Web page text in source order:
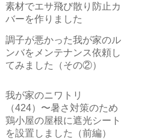
素材でエサ飛び散り防止カ
バーを作りました
調子が悪かった我が家のル
ンバをメンテナンス依頼し
てみました（その②）
我が家のニワトリ
（424）〜暑さ対策のため
鶏小屋の屋根に遮光シート
を設置しました（前編）